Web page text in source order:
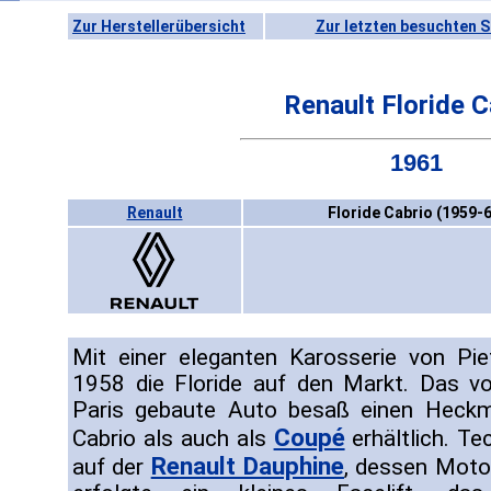
Zur Herstellerübersicht Zur letzten besuchten
Renault Floride
1961
Renault Floride Cabrio (1959-
Mit einer eleganten Karosserie von
1958 die Floride auf den Markt. Das
Paris gebaute Auto besaß einen
Cabrio als auch als Coupéerhältlich.
auf der Renault Dauphine, dessen